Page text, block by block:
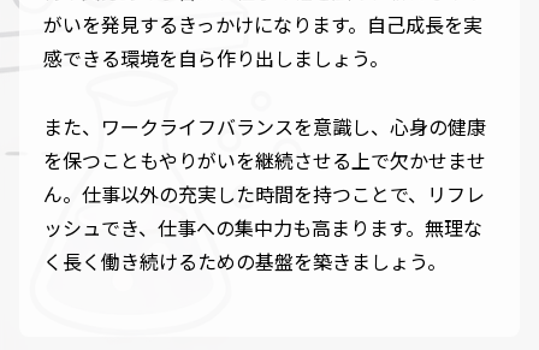
がいを発見するきっかけになります。自己成長を実
感できる環境を自ら作り出しましょう。
また、ワークライフバランスを意識し、心身の健康
を保つこともやりがいを継続させる上で欠かせませ
ん。仕事以外の充実した時間を持つことで、リフレ
ッシュでき、仕事への集中力も高まります。無理な
く長く働き続けるための基盤を築きましょう。